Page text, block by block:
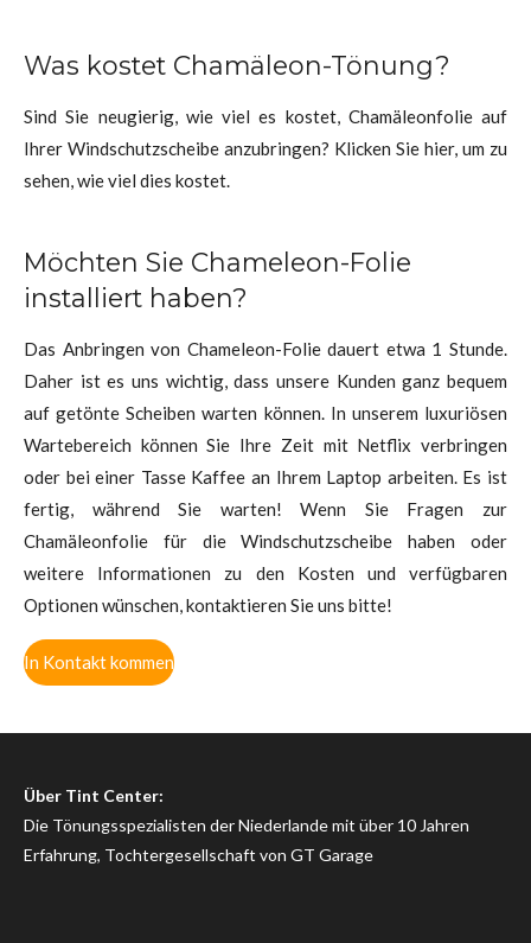
Was kostet Chamäleon-Tönung?
Sind Sie neugierig, wie viel es kostet, Chamäleonfolie auf
Ihrer Windschutzscheibe anzubringen? Klicken Sie hier, um zu
sehen, wie viel dies kostet.
Möchten Sie Chameleon-Folie
installiert haben?
Das Anbringen von Chameleon-Folie dauert etwa 1 Stunde.
Daher ist es uns wichtig, dass unsere Kunden ganz bequem
auf getönte Scheiben warten können. In unserem luxuriösen
Wartebereich können Sie Ihre Zeit mit Netflix verbringen
oder bei einer Tasse Kaffee an Ihrem Laptop arbeiten. Es ist
fertig, während Sie warten! Wenn Sie Fragen zur
Chamäleonfolie für die Windschutzscheibe haben oder
weitere Informationen zu den Kosten und verfügbaren
Optionen wünschen, kontaktieren Sie uns bitte!
In Kontakt kommen
Über Tint Center:
Die Tönungsspezialisten der Niederlande mit über 10 Jahren
Erfahrung, Tochtergesellschaft von GT Garage